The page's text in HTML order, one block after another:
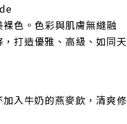
色。色彩與肌膚無縫融
打造優雅、高級、如同天
入牛奶的燕麥飲，清爽修